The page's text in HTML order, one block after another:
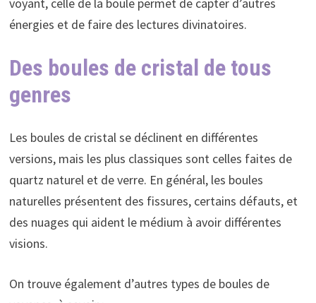
voyant, celle de la boule permet de capter d’autres
énergies et de faire des lectures divinatoires.
Des boules de cristal de tous
genres
Les boules de cristal se déclinent en différentes
versions, mais les plus classiques sont celles faites de
quartz naturel et de verre. En général, les boules
naturelles présentent des fissures, certains défauts, et
des nuages qui aident le médium à avoir différentes
visions.
On trouve également d’autres types de boules de